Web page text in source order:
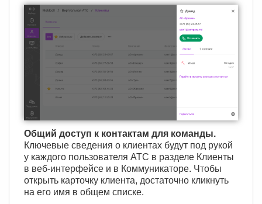
Общий доступ к контактам для команды.
Ключевые сведения о клиентах будут под рукой
у каждого пользователя АТС в разделе Клиенты
в веб-интерфейсе и в Коммуникаторе. Чтобы
открыть карточку клиента, достаточно кликнуть
на его имя в общем списке.